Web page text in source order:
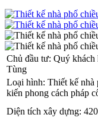
Chủ đầu tư: Quý
Tùng
Loại hình: Thiết kế nhà
kiến phong cách pháp
Diện tích xây dựng: